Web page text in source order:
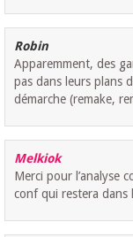
Robin
Apparemment, des
pas dans leurs plans
démarche (remake,
Melkiok
Merci pour l’analyse
conf qui restera dans